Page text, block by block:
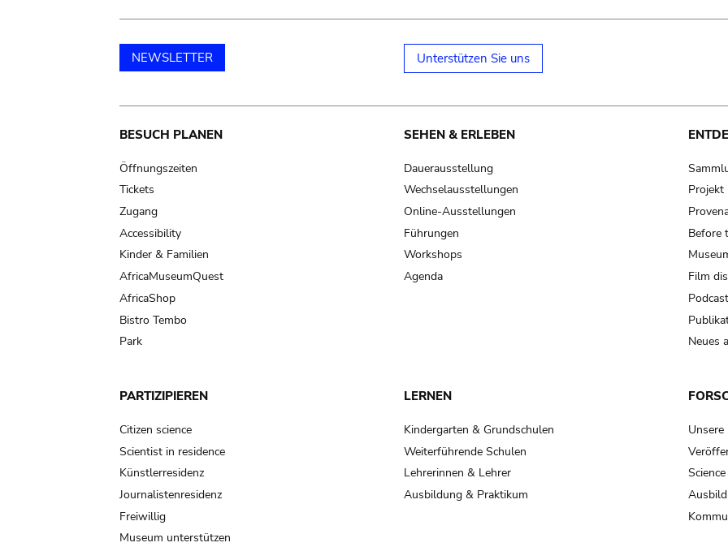
NEWSLETTER Unterstützen Sie uns
Main
navigation
BESUCH PLANEN
Öffnungszeiten
Tickets
Zugang
Accessibility
Kinder & Familien
AfricaMuseumQuest
AfricaShop
Bistro Tembo
Park
SEHEN & ERLEBEN
Dauerausstellung
Wechselausstellungen
Online-Ausstellungen
Führungen
Workshops
Agenda
Projekt
Before
Film
Neues
PARTIZIPIEREN
Citizen science
Scientist in residence
Künstlerresidenz
Journalistenresidenz
Freiwillig
Museum unterstützen
LERNEN
Kindergarten & Grundschulen
Weiterführende Schulen
Lehrerinnen & Lehrer
Ausbildung & Praktikum